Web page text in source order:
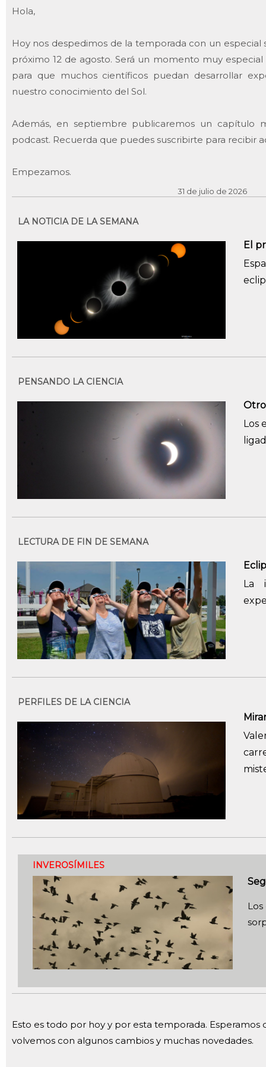
Hola,
Hoy nos despedimos de la temporada con un
próximo 12 de agosto. Será un momento muy
para que muchos científicos puedan desarrollar
nuestro conocimiento del Sol.
Además, en septiembre publicaremos un capítulo
podcast. Recuerda que puedes suscribirte para recibir
Empezamos.
31 de julio de 2026
LA NOTICIA DE LA SEMANA
El
PENSANDO LA CIENCIA
Los
LECTURA DE FIN DE SEMANA
La
PERFILES DE LA CIENCIA
INVEROSÍMILES
Esto es todo por hoy y por esta temporada. Esperamos
volvemos con algunos cambios y muchas novedades.